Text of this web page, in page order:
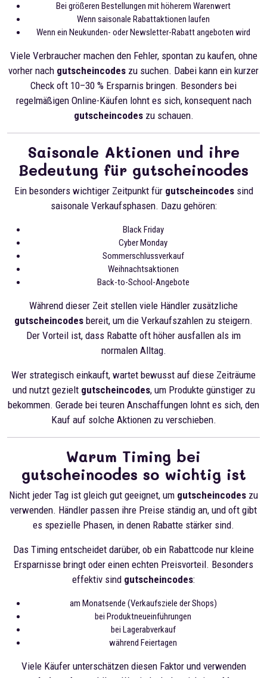
Bei größeren Bestellungen mit höherem Warenwert
Wenn saisonale Rabattaktionen laufen
Wenn ein Neukunden- oder Newsletter-Rabatt angeboten wird
Viele Verbraucher machen den Fehler, spontan zu kaufen, ohne
vorher nach gutscheincodes zu suchen. Dabei kann ein kurzer
Check oft 10–30 % Ersparnis bringen. Besonders bei
regelmäßigen Online-Käufen lohnt es sich, konsequent nach
gutscheincodeszu schauen.
Saisonale Aktionen und ihre
Bedeutung für gutscheincodes
Ein besonders wichtiger Zeitpunkt für gutscheincodessind
saisonale Verkaufsphasen. Dazu gehören:
Black Friday
Cyber Monday
Sommerschlussverkauf
Weihnachtsaktionen
Back-to-School-Angebote
Während dieser Zeit stellen viele Händler zusätzliche
gutscheincodes bereit, um die Verkaufszahlen zu steigern.
Der Vorteil ist, dass Rabatte oft höher ausfallen als im
normalen Alltag.
Wer strategisch einkauft, wartet bewusst auf diese Zeiträume
und nutzt gezielt gutscheincodes, um Produkte günstiger zu
bekommen. Gerade bei teuren Anschaffungen lohnt es sich, den
Kauf auf solche Aktionen zu verschieben.
Warum Timing bei
gutscheincodes so wichtig ist
Nicht jeder Tag ist gleich gut geeignet, um gutscheincodes zu
verwenden. Händler passen ihre Preise ständig an, und oft gibt
es spezielle Phasen, in denen Rabatte stärker sind.
Das Timing entscheidet darüber, ob ein Rabattcode nur kleine
Ersparnisse bringt oder einen echten Preisvorteil. Besonders
effektiv sind gutscheincodes:
am Monatsende (Verkaufsziele der Shops)
bei Produktneueinführungen
bei Lagerabverkauf
während Feiertagen
Viele Käufer unterschätzen diesen Faktor und verwenden